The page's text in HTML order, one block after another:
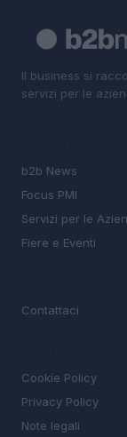
Il business si
servizi per le
b2b News
Focus PMI
Servizi per le
Fiere e Eventi
Contattaci
Cookie Policy
Privacy Policy
Note legali